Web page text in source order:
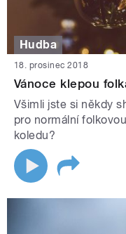
Hudba
18. prosinec 2018
Vánoce klepou
Všimli jste si někdy
pro normální
koledu?